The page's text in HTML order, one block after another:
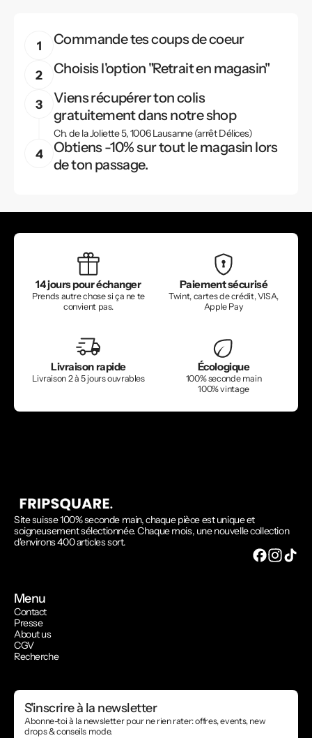
Commande tes coups de coeur
Choisis l'option "Retrait en magasin"
Viens récupérer ton colis
gratuitement dans notre shop
Ch. de la Joliette 5, 1006 Lausanne (arrêt Délices)
Obtiens -10% sur tout le magasin lors
de ton passage.
14 jours pour échanger
Prends autre chose si ça ne te
convient pas.
Paiement sécurisé
Twint, cartes de crédit, VISA,
Apple Pay
Livraison rapide
Livraison 2 à 5 jours ouvrables
Écologique
100% seconde main
100% vintage
Site suisse 100% seconde main, chaque pièce est unique et
soigneusement sélectionnée. Chaque mois, une nouvelle collection
d'environs 400 articles sort.
Menu
Contact
Presse
About us
CGV
Recherche
S'inscrire à la newsletter
Abonne-toi à la newsletter pour ne rien rater: offres, events, new
drops & conseils mode.